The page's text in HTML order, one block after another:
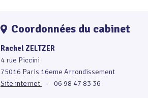
Coordonnées du cabinet
Rachel ZELTZER
4 rue Piccini
75016 Paris 16eme Arrondissement
Site internet
- 06 98 47 83 36